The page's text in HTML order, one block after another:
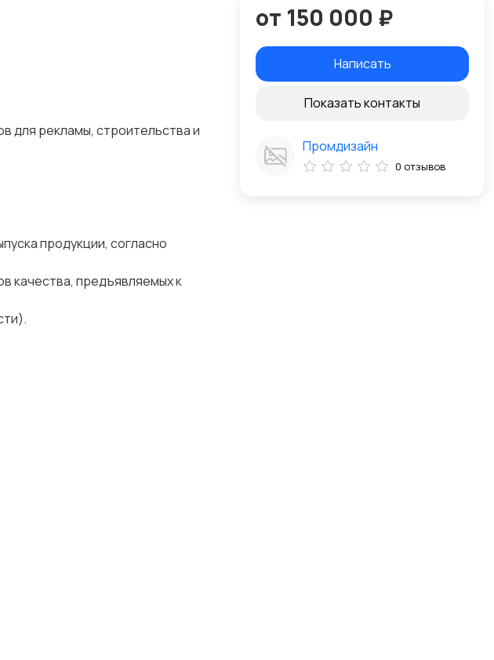
для рекламы, строительства и
продукции, согласно
качества, предъявляемых к
от 150 000 ₽
Написать
Показать контакты
Промдизайн
0 отзывов